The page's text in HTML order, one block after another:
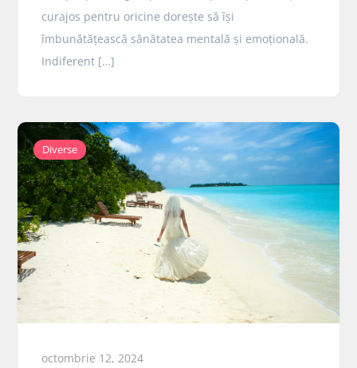
curajos pentru oricine dorește să își
îmbunătățească sănătatea mentală și emoțională.
Indiferent […]
Diverse
octombrie 12, 2024